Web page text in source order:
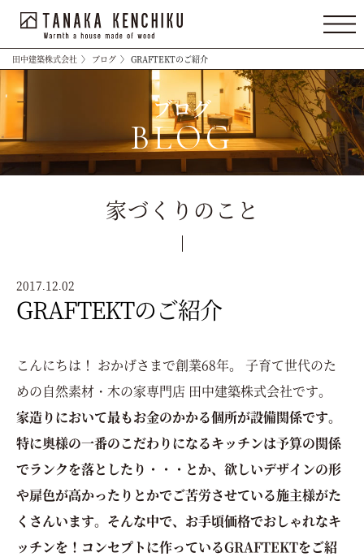
田中建築株式会社 〉 ブログ 〉 GRAFTEKTのご紹介
ブログ
BLOG
家づくりのこと
2017.12.02
GRAFTEKTのご紹介
こんにちは！ おかげさまで創業68年。 子育て世代のた
めの自然素材・木の家専門店 田中建築株式会社です。
家造りにおいて最もお金のかかる個所が設備関係です。
特に奥様の一番のこだわりになるキッチンは予算の関係
でランクを落としたり・・・とか、欲しいデザインの形
や扉色が高かったりとかでご苦労させている施主様がた
くさんいます。そんな中で、お手頃価格でおしゃれなキ
ッチンを！コンセプトに作っているGRAFTEKTをご紹